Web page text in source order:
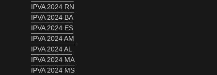
IPVA 2024 RN
IPVA 2024 BA
IPVA 2024 ES
IPVA 2024 AM
IPVA 2024 AL
IPVA 2024 MA
IPVA 2024 MS